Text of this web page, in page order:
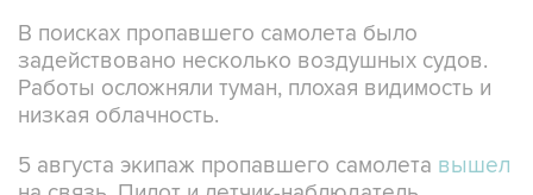
В поисках пропавшего самолета было
задействовано несколько воздушных судов.
Работы осложняли туман, плохая видимость и
низкая облачность.
5 августа экипаж пропавшего самолета вышел